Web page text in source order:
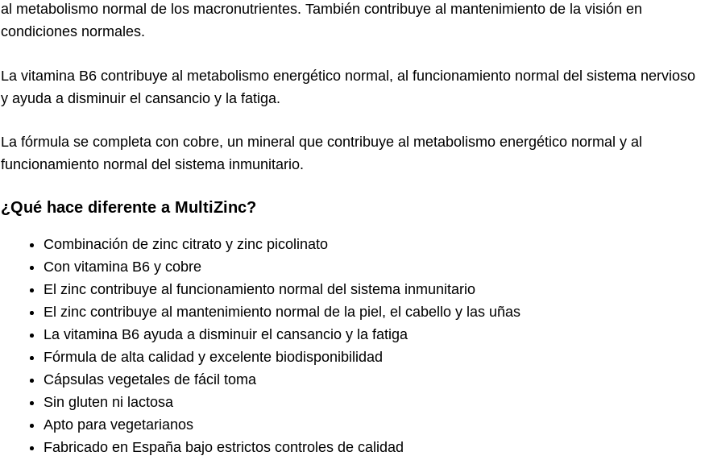
al metabolismo normal de los macronutrientes. También contribuye al mantenimiento de la visión en
condiciones normales.
La vitamina B6 contribuye al metabolismo energético normal, al funcionamiento normal del sistema nervioso
y ayuda a disminuir el cansancio y la fatiga.
La fórmula se completa con cobre, un mineral que contribuye al metabolismo energético normal y al
funcionamiento normal del sistema inmunitario.
¿Qué hace diferente a MultiZinc?
Combinación de zinc citrato y zinc picolinato
Con vitamina B6 y cobre
El zinc contribuye al funcionamiento normal del sistema inmunitario
El zinc contribuye al mantenimiento normal de la piel, el cabello y las uñas
La vitamina B6 ayuda a disminuir el cansancio y la fatiga
Fórmula de alta calidad y excelente biodisponibilidad
Cápsulas vegetales de fácil toma
Sin gluten ni lactosa
Apto para vegetarianos
Fabricado en España bajo estrictos controles de calidad